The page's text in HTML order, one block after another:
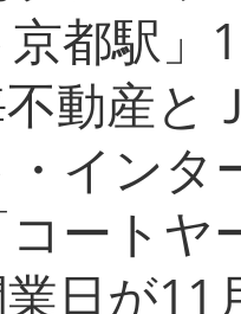
都駅」
動産と
インタ
ートヤ
日が11